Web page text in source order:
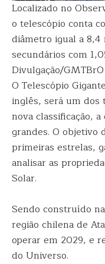
Localizado no
o telescópio conta
diâmetro igual a
secundários com
Divulgação/GMTBrO
O Telescópio
inglês, será um dos
nova classificação,
grandes. O objetivo
primeiras estrelas,
analisar as
Solar.
Sendo construído
região chilena de
operar em 2029, e
do Universo.